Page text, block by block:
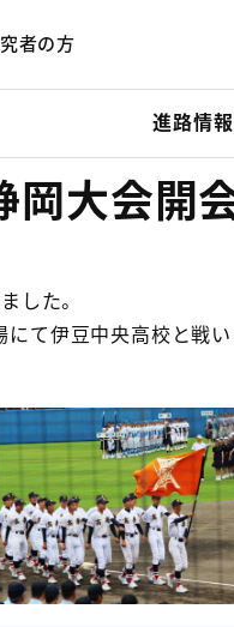
者の方
進路情報
岡大会開
した。
て伊豆中央高校と戦い